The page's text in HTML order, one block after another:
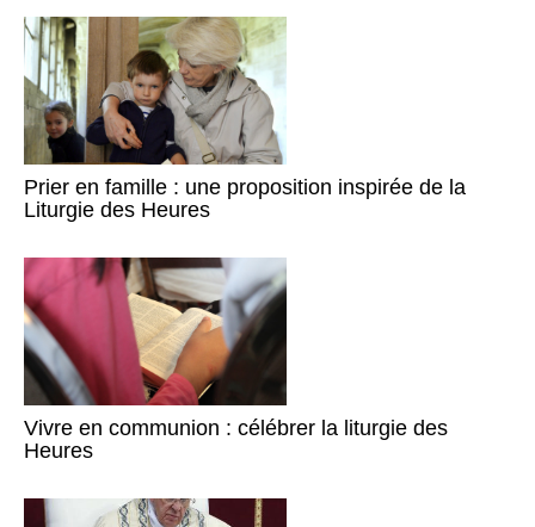
Prier en famille : une proposition inspirée de la
Liturgie des Heures
Vivre en communion : célébrer la liturgie des
Heures